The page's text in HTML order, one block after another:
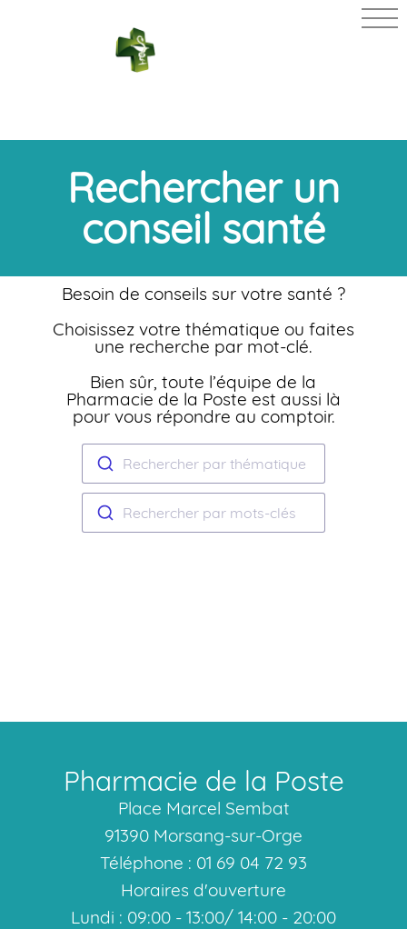
Rechercher un
conseil santé
Besoin de conseils sur votre santé ?
Choisissez votre thématique ou faites
une recherche par mot-clé.
Bien sûr, toute l’équipe de la
Pharmacie de la Poste est aussi là
pour vous répondre au comptoir.
Rechercher par thématique
Rechercher par mots-clés
Pharmacie de la Poste
Place Marcel Sembat
91390 Morsang-sur-Orge
Téléphone : 01 69 04 72 93
Horaires d'ouverture
Lundi : 09:00 - 13:00/ 14:00 - 20:00